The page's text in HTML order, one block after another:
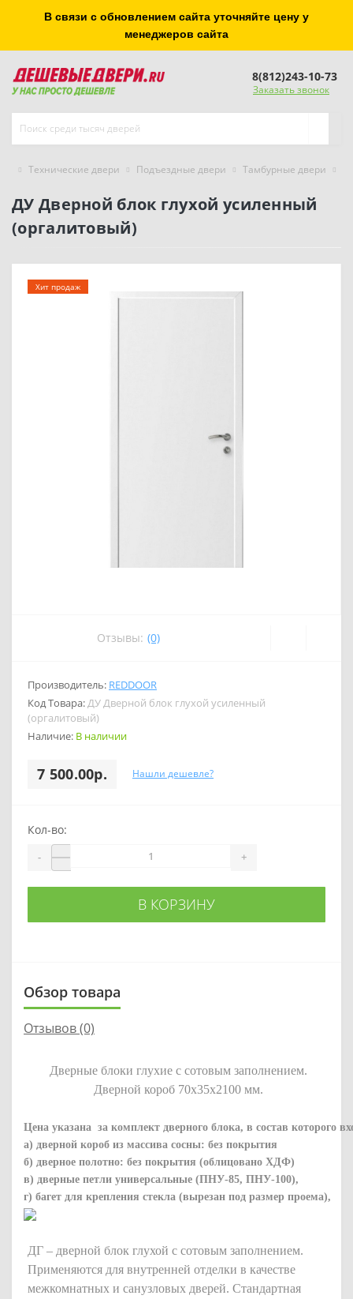
В связи с обновлением сайта уточняйте цену у
менеджеров сайта
8(812)243-10-73
Заказать звонок
Технические двери Подъездные двери Тамбурные двери
ДУ Дверной блок глухой усиленный
(оргалитовый)
Хит продаж
Отзывы: (0)
Производитель: REDDOOR
Код Товара:ДУ Дверной блок глухой усиленный
(оргалитовый)
Наличие: В наличии
7 500.00р. Нашли дешевле?
Кол-во:
- +
В КОРЗИНУ
Обзор товара
Отзывов (0)
Дверные блоки глухие с сотовым заполнением.
Дверной короб 70х35х2100 мм.
Цена указана за комплект дверного блока, в состав которого
а) дверной короб из массива сосны: без покрытия
б) дверное полотно: без покрытия (облицовано ХДФ)
в) дверные петли универсальные (ПНУ-85, ПНУ-100),
г) багет для крепления стекла (вырезан под размер проема),
ДГ – дверной блок глухой с сотовым заполнением.
Применяются для внутренней отделки в качестве
межкомнатных и санузловых дверей. Стандартная